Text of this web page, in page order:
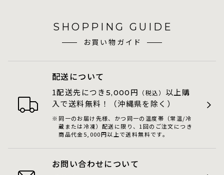
SHOPPING GUIDE
お買い物ガイド
配送について
1配送先につき 5,000 円 （税込） 以上購
入で送料無料！（沖縄県を除く）
同一のお届け先様、かつ同一の温度帯（常温/冷
蔵または冷凍）配送に限り、1回のご注文につき
商品代金5,000円以上で送料無料です。
お問い合わせについて